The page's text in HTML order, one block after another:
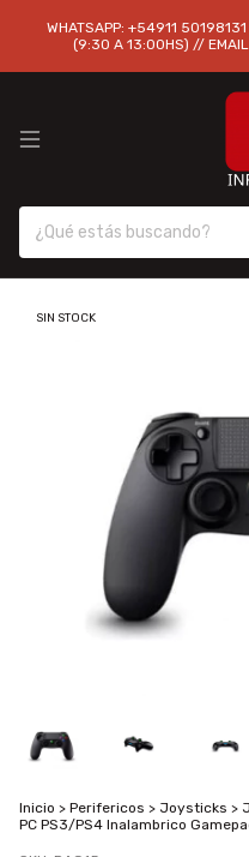
WHATSAPP: +54911
(9:30 A 13:00HS) //
SIN STOCK
Inicio > Perifericos > Joysticks >
PC PS3/PS4 Inalambrico